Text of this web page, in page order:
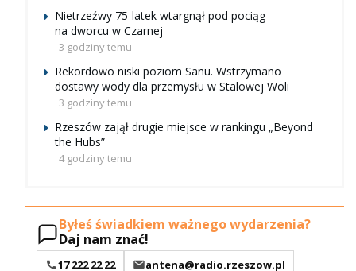
Nietrzeźwy 75-latek wtargnął pod pociąg
na dworcu w Czarnej
3 godziny temu
Rekordowo niski poziom Sanu. Wstrzymano
dostawy wody dla przemysłu w Stalowej Woli
3 godziny temu
Rzeszów zajął drugie miejsce w rankingu „Beyond
the Hubs”
4 godziny temu
Byłeś świadkiem ważnego wydarzenia?
Daj nam znać!
17 222 22 22
antena@radio.rzeszow.pl